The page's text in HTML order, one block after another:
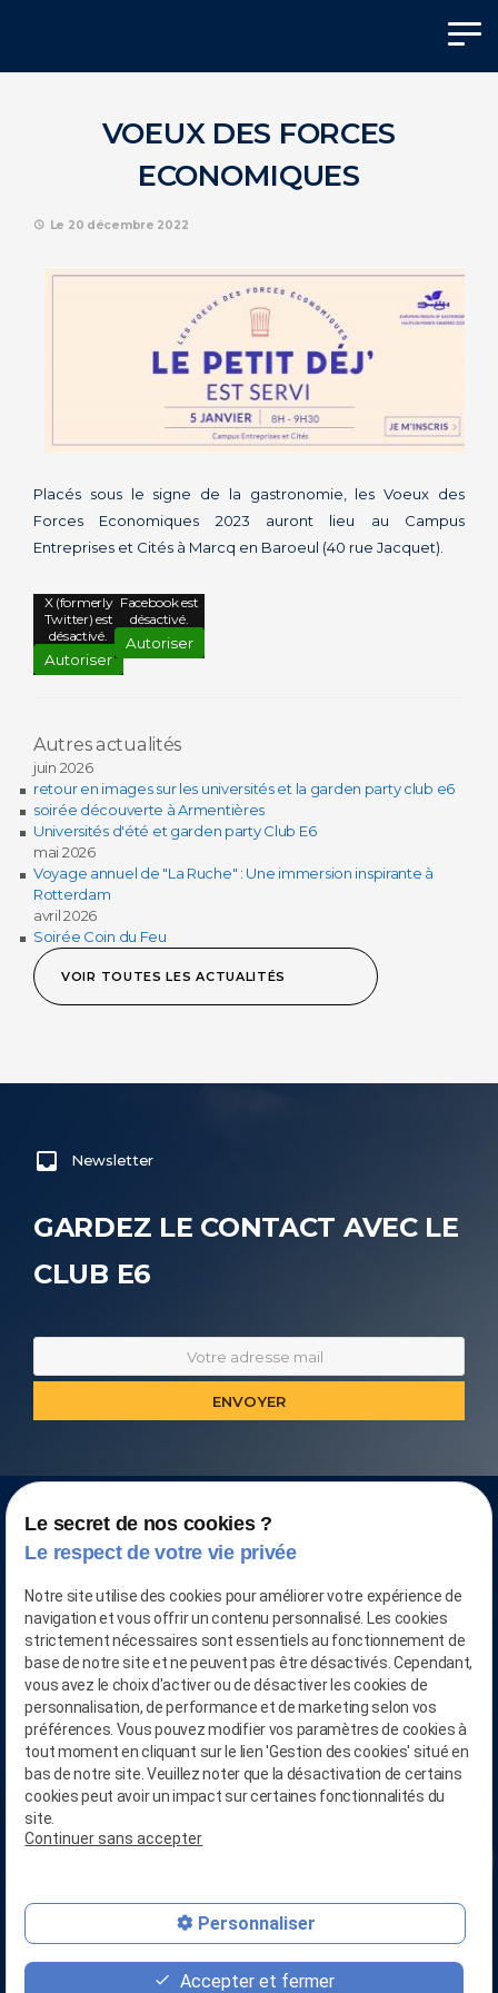
mail
VOEUX DES FORCES
ECONOMIQUES
Le 20 décembre 2022
Placés sous le signe de la gastronomie, les Voeux des
Forces Economiques 2023 auront lieu au Campus
Entreprises et Cités à Marcq en Baroeul (40 rue Jacquet).
X (formerly
Twitter) est
désactivé.
Autoriser
Facebook est
désactivé.
Autoriser
Autres actualités
juin 2026
retour en images sur les universités et la garden party club e6
soirée découverte à Armentières
Universités d'été et garden party Club E6
mai 2026
Voyage annuel de "La Ruche" : Une immersion inspirante à
Rotterdam
avril 2026
Soirée Coin du Feu
VOIR TOUTES LES ACTUALITÉS
Newsletter
GARDEZ LE CONTACT AVEC LE
CLUB E6
CONTACTEZ-NOUS AU
03.28.04.05.90
RETROUVEZ-NOUS SUR
Youtube
Le secret de nos cookies ?
Le respect de votre vie privée
Notre site utilise des cookies pour améliorer votre expérience de
navigation et vous offrir un contenu personnalisé. Les cookies
strictement nécessaires sont essentiels au fonctionnement de
base de notre site et ne peuvent pas être désactivés. Cependant,
vous avez le choix d'activer ou de désactiver les cookies de
personnalisation, de performance et de marketing selon vos
préférences. Vous pouvez modifier vos paramètres de cookies à
tout moment en cliquant sur le lien 'Gestion des cookies' situé en
bas de notre site. Veuillez noter que la désactivation de certains
cookies peut avoir un impact sur certaines fonctionnalités du
site.
Continuer sans accepter
Personnaliser
Accepter et fermer